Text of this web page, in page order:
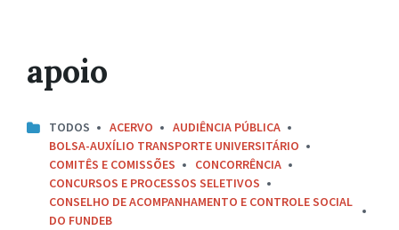
apoio
TODOS ACERVO
AUDIÊNCIA PÚBLICA
BOLSA-AUXÍLIO TRANSPORTE UNIVERSITÁRIO
COMITÊS E COMISSÕES
CONCORRÊNCIA
CONCURSOS E PROCESSOS SELETIVOS
CONSELHO DE ACOMPANHAMENTO E CONTROLE SOCIAL
DO FUNDEB